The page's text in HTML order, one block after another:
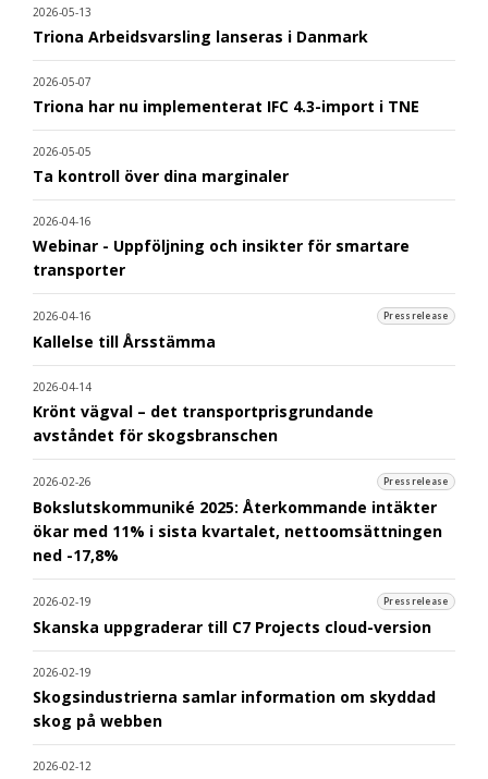
2026-05-13
Triona Arbeidsvarsling lanseras i Danmark
2026-05-07
Triona har nu implementerat IFC 4.3-import i TNE
2026-05-05
Ta kontroll över dina marginaler
2026-04-16
Webinar - Uppföljning och insikter för smartare
transporter
2026-04-16 Pressrelease
Kallelse till Årsstämma
2026-04-14
Krönt vägval – det transportprisgrundande
avståndet för skogsbranschen
2026-02-26 Pressrelease
Bokslutskommuniké 2025: Återkommande intäkter
ökar med 11% i sista kvartalet, nettoomsättningen
ned -17,8%
2026-02-19 Pressrelease
Skanska uppgraderar till C7 Projects cloud-version
2026-02-19
Skogsindustrierna samlar information om skyddad
skog på webben
2026-02-12